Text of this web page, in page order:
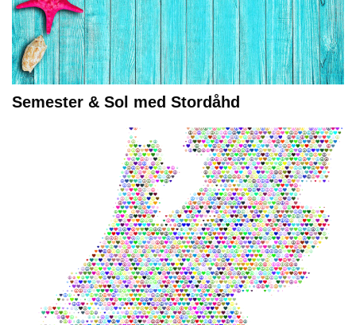
Semester & Sol med Stordåhd